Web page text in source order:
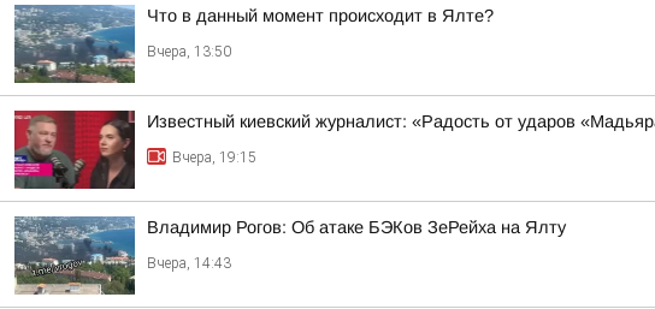
Что в данный момент происходит в Ялте?
Вчера, 13:50
Известный киевский журналист: «Радость от ударов
Вчера, 19:15
Владимир Рогов: Об атаке БЭКов ЗеРейха на Ялту
Вчера, 14:43